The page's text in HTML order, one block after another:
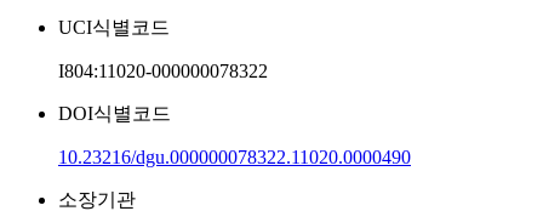
UCI식별코드
I804:11020-000000078322
DOI식별코드
10.23216/dgu.000000078322.11020.0000490
소장기관